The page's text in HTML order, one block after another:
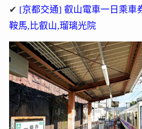
✔ [京都交通] 叡山電車一日乘車
鞍馬,比叡山,瑠璃光院